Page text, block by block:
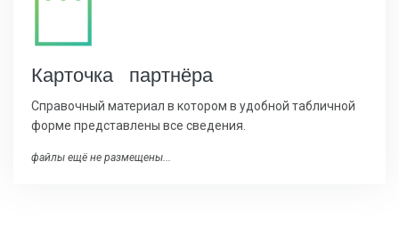
Карточка партнёра
Справочный материал в котором в удобной табличной
форме представлены все сведения.
файлы ещё не размещены...